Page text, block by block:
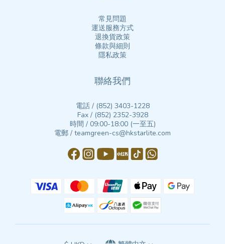
常見問題
運送服務方式
退換貨政策
條款與細則
隱私政策
聯絡我們
電話 / (852) 3403-1228
Fax / (852) 2352-3928
時間 / 09:00-18:00 (一至五)
電郵 / teamgreen-cs@hkstarlite.com